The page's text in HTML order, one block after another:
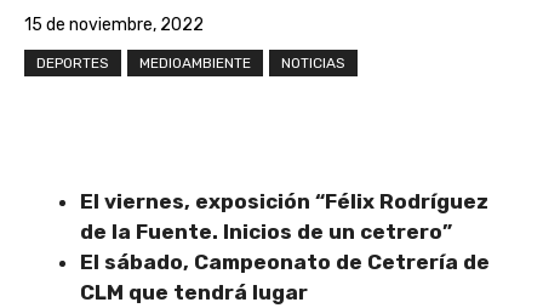
15 de noviembre, 2022
DEPORTES MEDIOAMBIENTE NOTICIAS
El viernes, exposición “Félix Rodríguez
de la Fuente. Inicios de un cetrero”
El sábado, Campeonato de Cetrería de
CLM que tendrá lugar